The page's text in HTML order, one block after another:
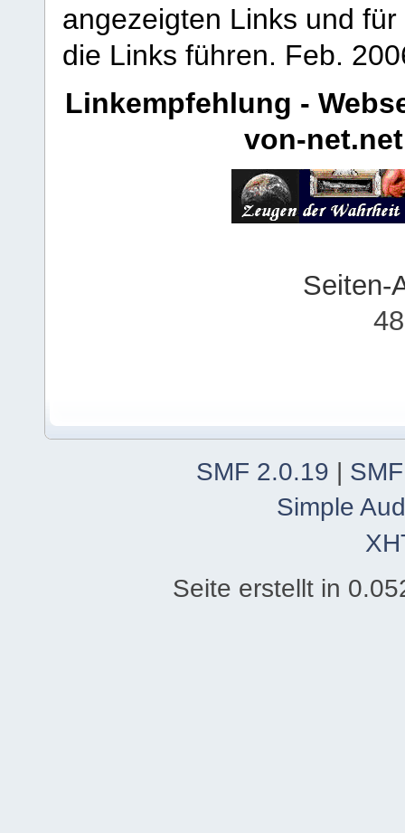
angezeigten Links und
die Links führen. Feb.
Linkempfehlung -
von-net.net
Seiten-
SMF 2.0.19 |
Simple
Seite erstellt in